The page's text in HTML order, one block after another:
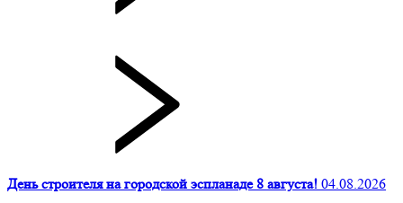
День строителя на городской эспланаде 8 августа! 04.08.2026